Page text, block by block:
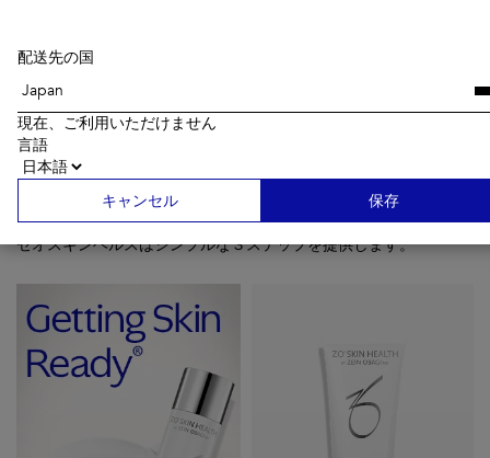
Getting Skin Ready®
ゼオスキンヘルスはシンプルな３ステップを提供します。
配送先の国
現在、ご利用いただけません
言語
キャンセル 保存